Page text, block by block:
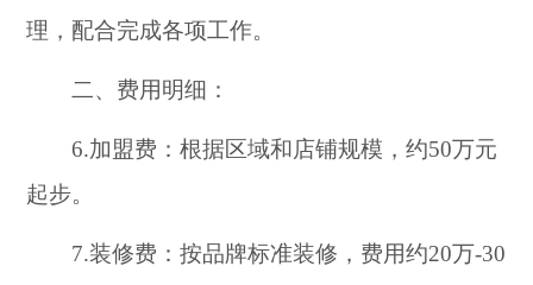
理，配合完成各项工作。
二、费用明细：
6.加盟费：根据区域和店铺规模，约50万元
起步。
7.装修费：按品牌标准装修，费用约20万-30